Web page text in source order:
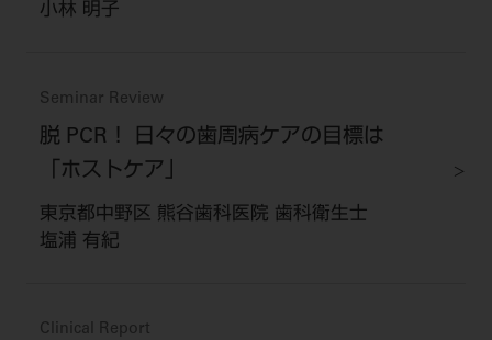
小林 明子
Seminar Review
脱 PCR！ 日々の歯周病ケアの目標は
「ホストケア」
東京都中野区 熊谷歯科医院 歯科衛生士
塩浦 有紀
Clinical Report